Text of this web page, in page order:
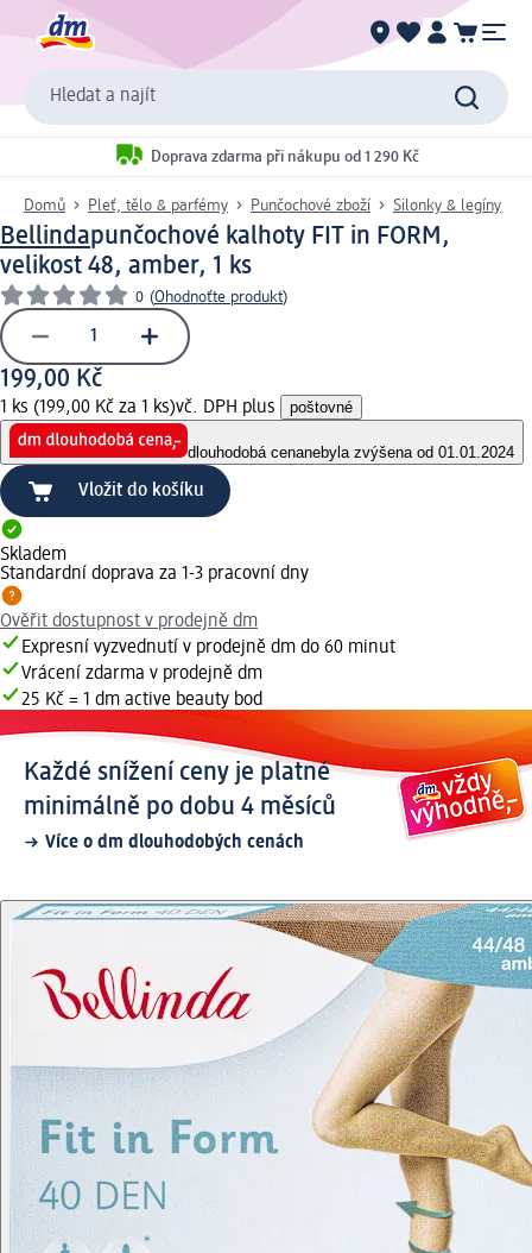
Hledat a najít
Doprava zdarma při nákupu od 1 290 Kč
Domů Pleť, tělo & parfémy Punčochové zboží Silonky & legíny
Bellindapunčochové kalhoty FIT in FORM,
velikost 48, amber, 1 ks
0 (Ohodnoťte produkt)
199,00 Kč
1 ks (199,00 Kč za 1 ks)vč. DPH plus poštovné
dlouhodobá cenanebyla zvýšena od 01.01.2024
Vložit do košíku
Skladem
Standardní doprava za 1-3 pracovní dny
Ověřit dostupnost v prodejně dm
Expresní vyzvednutí v prodejně dm do 60 minut
Vrácení zdarma v prodejně dm
25 Kč = 1 dm active beauty bod
Každé snížení ceny je platné
minimálně po dobu 4 měsíců
Více o dm dlouhodobých cenách